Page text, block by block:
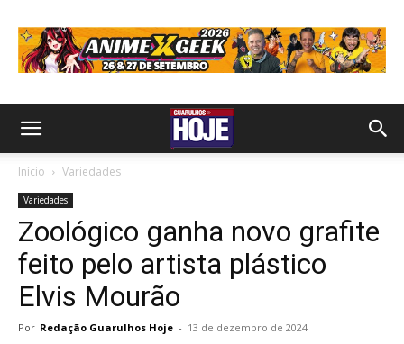
Início Variedades
Variedades
Zoológico ganha novo grafite
feito pelo artista plástico
Elvis Mourão
Por Redação Guarulhos Hoje - 13 de dezembro de 2024